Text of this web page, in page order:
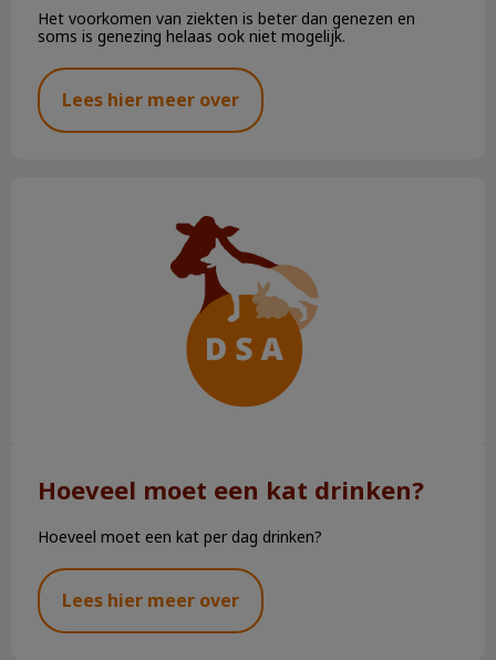
Het voorkomen van ziekten is beter dan genezen en
soms is genezing helaas ook niet mogelijk.
Lees hier meer over
Hoeveel moet een kat drinken?
Hoeveel moet een kat per dag drinken?
Lees hier meer over